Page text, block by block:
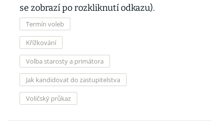
se zobrazí po rozkliknutí odkazu).
Termín voleb
Křížkování
Volba starosty a primátora
Jak kandidovat do zastupitelstva
Voličský průkaz